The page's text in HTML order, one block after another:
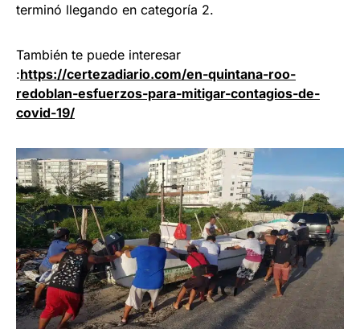
terminó llegando en categoría 2.
También te puede interesar
:https://certezadiario.com/en-quintana-roo-
redoblan-esfuerzos-para-mitigar-contagios-de-
covid-19/